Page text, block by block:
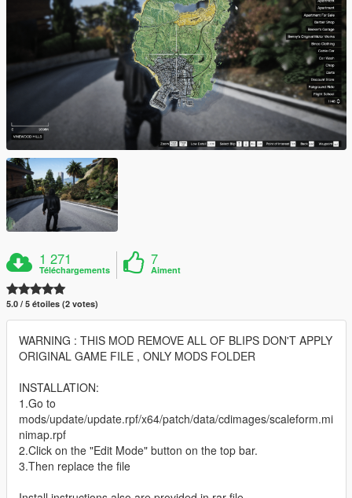
1 271
Téléchargements
7
Aiment
5.0 / 5 étoiles (2 votes)
WARNING : THIS MOD REMOVE ALL OF BLIPS DON'T APPLY
ORIGINAL GAME FILE , ONLY MODS FOLDER
INSTALLATION:
1.Go to
mods/update/update.rpf/x64/patch/data/cdimages/scaleform.mi
nimap.rpf
2.Click on the "Edit Mode" button on the top bar.
3.Then replace the file